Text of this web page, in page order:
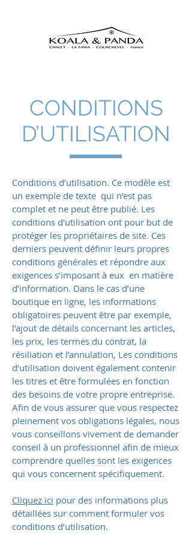
CONDITIONS
D’UTILISATION
Conditions d’utilisation. Ce modèle est
un exemple de texte qui n’est pas
complet et ne peut être publié. Les
conditions d'utilisation ont pour but de
protéger les propriétaires de site. Ces
derniers peuvent définir leurs propres
conditions générales et répondre aux
exigences s’imposant à eux en matière
d’information. Dans le cas d’une
boutique en ligne, les informations
obligatoires peuvent être par exemple,
l’ajout de détails concernant les articles,
les prix, les termes du contrat, la
résiliation et l’annulation, Les conditions
d’utilisation doivent également contenir
les titres et être formulées en fonction
des besoins de votre propre entreprise.
Afin de vous assurer que vous respectez
pleinement vos obligations légales, nous
vous conseillons vivement de demander
conseil à un professionnel afin de mieux
comprendre quelles sont les exigences
qui vous concernent spécifiquement.
Cliquez ici pour des informations plus
détaillées sur comment formuler vos
conditions d’utilisation.